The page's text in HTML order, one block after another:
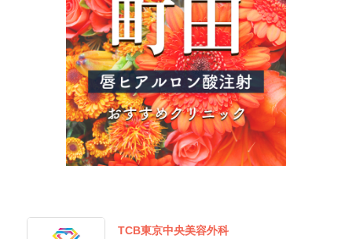
TCB東京中央美容外科